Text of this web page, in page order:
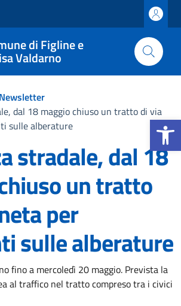
Apri la
di Figline e
Valdarno
Newsletter
dal 18 maggio chiuso un tratto di via
sulle alberature
stradale, dal 18
un tratto
per
sulle alberature
notizia
fino a mercoledì 20 maggio. Prevista la
al traffico nel tratto compreso tra i civici